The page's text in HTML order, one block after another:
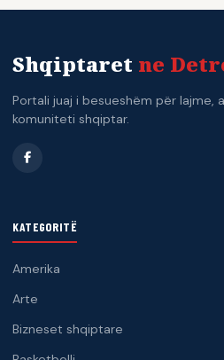
Shqiptaret ne
Portali juaj i besueshëm për lajme,
komuniteti shqiptar.
KATEGORITË
Amerika
Arte
Bizneset shqiptare